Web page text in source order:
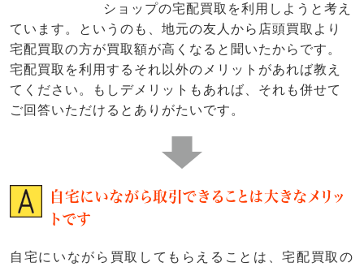
ショップの宅配買取を利用しようと考え
ています。というのも、地元の友人から店頭買取より
宅配買取の方が買取額が高くなると聞いたからです。
宅配買取を利用するそれ以外のメリットがあれば教え
てください。もしデメリットもあれば、それも併せて
ご回答いただけるとありがたいです。
自宅にいながら取引できることは大きなメリッ
トです
自宅にいながら買取してもらえることは、宅配買取の